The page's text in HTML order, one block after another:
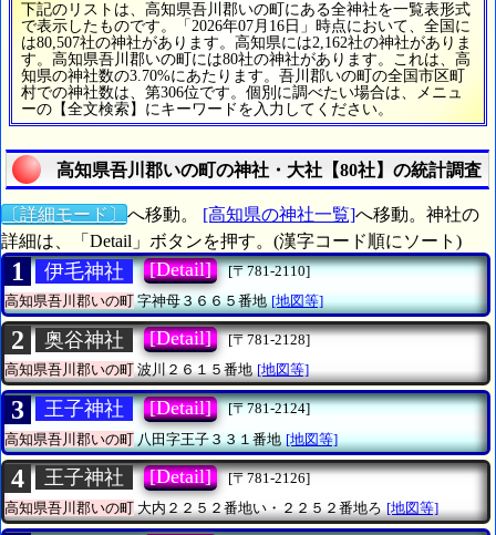
下記のリストは、高知県吾川郡いの町にある全神社を一覧表形式
で表示したものです。「2026年07月16日」時点において、全国に
は80,507社の神社があります。高知県には2,162社の神社がありま
す。高知県吾川郡いの町には80社の神社があります。これは、高
知県の神社数の3.70%にあたります。吾川郡いの町の全国市区町
村での神社数は、第306位です。個別に調べたい場合は、メニュ
ーの【全文検索】にキーワードを入力してください。
高知県吾川郡いの町の神社・大社【80社】の統計調査
〔詳細モード〕 へ移動。 [高知県の神社一覧]へ移動。神社の
詳細は、「Detail」ボタンを押す。(漢字コード順にソート)
1 伊毛神社 [Detail]
[〒781-2110]
高知県吾川郡いの町字神母３６６５番地 [地図等]
2 奥谷神社 [Detail]
[〒781-2128]
高知県吾川郡いの町波川２６１５番地 [地図等]
3 王子神社 [Detail]
[〒781-2124]
高知県吾川郡いの町八田字王子３３１番地 [地図等]
4 王子神社 [Detail]
[〒781-2126]
高知県吾川郡いの町 大内２２５２番地い・２２５２番地ろ [地図等]